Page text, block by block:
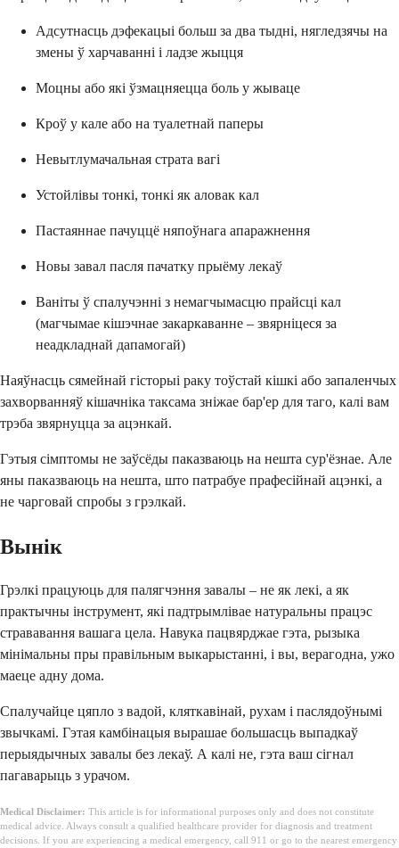
Адсутнасць дэфекацыі больш за два тыдні, нягледзячы на ​​
змены ў харчаванні і ладзе жыцця
Моцны або які ўзмацняецца боль у жываце
Кроў у кале або на туалетнай паперы
Невытлумачальная страта вагі
Устойлівы тонкі, тонкі як аловак кал
Пастаяннае пачуццё няпоўнага апаражнення
Новы завал пасля пачатку прыёму лекаў
Ваніты ў спалучэнні з немагчымасцю прайсці кал
(магчымае кішэчнае закаркаванне – звярніцеся за
неадкладнай дапамогай)
Наяўнасць сямейнай гісторыі раку тоўстай кішкі або запаленчых
захворванняў кішачніка таксама зніжае бар'ер для таго, калі вам
трэба звярнуцца за ацэнкай.
Гэтыя сімптомы не заўсёды паказваюць на нешта сур'ёзнае. Але
яны паказваюць на нешта, што патрабуе прафесійнай ацэнкі, а
не чарговай спробы з грэлкай.
Вынік
Грэлкі працуюць для палягчэння завалы – не як лекі, а як
практычны інструмент, які падтрымлівае натуральны працэс
стрававання вашага цела. Навука пацвярджае гэта, рызыка
мінімальны пры правільным выкарыстанні, і вы, верагодна, ужо
маеце адну дома.
Спалучайце цяпло з вадой, кляткавінай, рухам і паслядоўнымі
звычкамі. Гэтая камбінацыя вырашае большасць выпадкаў
перыядычных завалы без лекаў. А калі не, гэта ваш сігнал
пагаварыць з урачом.
Medical Disclaimer: This article is for informational purposes only and does not constitute
medical advice. Always consult a qualified healthcare provider for diagnosis and treatment
decisions. If you are experiencing a medical emergency, call 911 or go to the nearest emergency